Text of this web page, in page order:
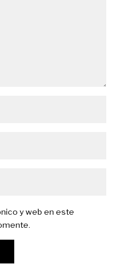
y web en este